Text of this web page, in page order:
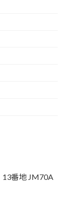
番地 JM70A